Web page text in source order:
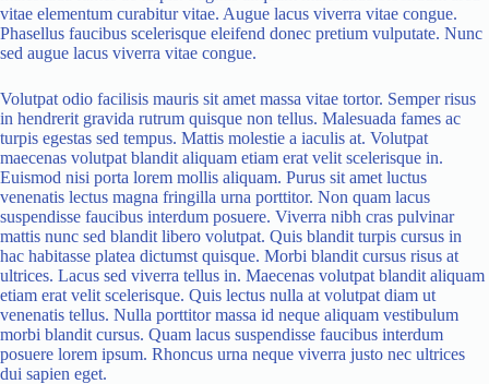
vitae elementum curabitur vitae. Augue lacus viverra vitae congue.
Phasellus faucibus scelerisque eleifend donec pretium vulputate. Nunc
sed augue lacus viverra vitae congue.
Volutpat odio facilisis mauris sit amet massa vitae tortor. Semper risus
in hendrerit gravida rutrum quisque non tellus. Malesuada fames ac
turpis egestas sed tempus. Mattis molestie a iaculis at. Volutpat
maecenas volutpat blandit aliquam etiam erat velit scelerisque in.
Euismod nisi porta lorem mollis aliquam. Purus sit amet luctus
venenatis lectus magna fringilla urna porttitor. Non quam lacus
suspendisse faucibus interdum posuere. Viverra nibh cras pulvinar
mattis nunc sed blandit libero volutpat. Quis blandit turpis cursus in
hac habitasse platea dictumst quisque. Morbi blandit cursus risus at
ultrices. Lacus sed viverra tellus in. Maecenas volutpat blandit aliquam
etiam erat velit scelerisque. Quis lectus nulla at volutpat diam ut
venenatis tellus. Nulla porttitor massa id neque aliquam vestibulum
morbi blandit cursus. Quam lacus suspendisse faucibus interdum
posuere lorem ipsum. Rhoncus urna neque viverra justo nec ultrices
dui sapien eget.